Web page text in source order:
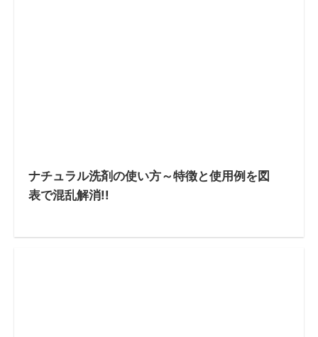
ナチュラル洗剤の使い方～特徴と使用例を図
表で混乱解消!!